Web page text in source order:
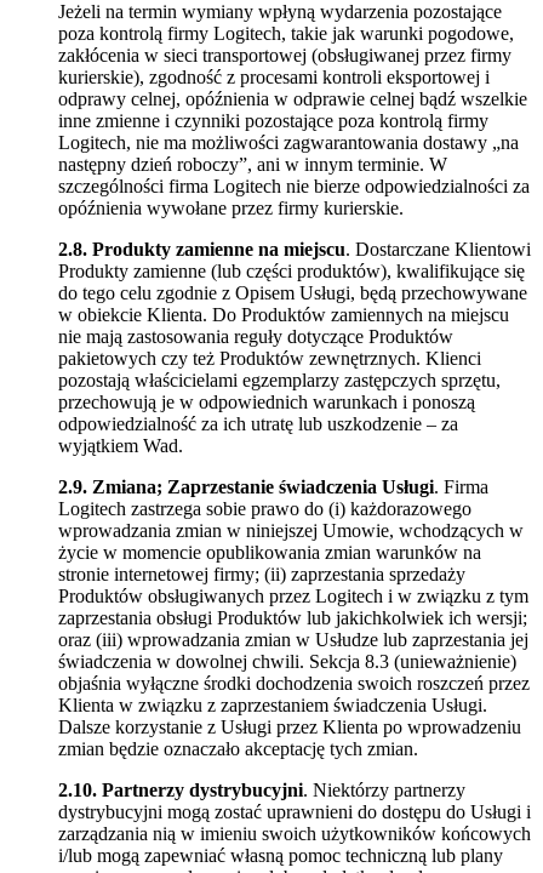
Jeżeli na termin wymiany wpłyną wydarzenia pozostające
poza kontrolą firmy Logitech, takie jak warunki pogodowe,
zakłócenia w sieci transportowej (obsługiwanej przez firmy
kurierskie), zgodność z procesami kontroli eksportowej i
odprawy celnej, opóźnienia w odprawie celnej bądź wszelkie
inne zmienne i czynniki pozostające poza kontrolą firmy
Logitech, nie ma możliwości zagwarantowania dostawy „na
następny dzień roboczy”, ani w innym terminie. W
szczególności firma Logitech nie bierze odpowiedzialności za
opóźnienia wywołane przez firmy kurierskie.
2.8. Produkty zamienne na miejscu. Dostarczane Klientowi
Produkty zamienne (lub części produktów), kwalifikujące się
do tego celu zgodnie z Opisem Usługi, będą przechowywane
w obiekcie Klienta. Do Produktów zamiennych na miejscu
nie mają zastosowania reguły dotyczące Produktów
pakietowych czy też Produktów zewnętrznych. Klienci
pozostają właścicielami egzemplarzy zastępczych sprzętu,
przechowują je w odpowiednich warunkach i ponoszą
odpowiedzialność za ich utratę lub uszkodzenie – za
wyjątkiem Wad.
2.9. Zmiana; Zaprzestanie świadczenia Usługi. Firma
Logitech zastrzega sobie prawo do (i) każdorazowego
wprowadzania zmian w niniejszej Umowie, wchodzących w
życie w momencie opublikowania zmian warunków na
stronie internetowej firmy; (ii) zaprzestania sprzedaży
Produktów obsługiwanych przez Logitech i w związku z tym
zaprzestania obsługi Produktów lub jakichkolwiek ich wersji;
oraz (iii) wprowadzania zmian w Usłudze lub zaprzestania jej
świadczenia w dowolnej chwili. Sekcja 8.3 (unieważnienie)
objaśnia wyłączne środki dochodzenia swoich roszczeń przez
Klienta w związku z zaprzestaniem świadczenia Usługi.
Dalsze korzystanie z Usługi przez Klienta po wprowadzeniu
zmian będzie oznaczało akceptację tych zmian.
2.10. Partnerzy dystrybucyjni. Niektórzy partnerzy
dystrybucyjni mogą zostać uprawnieni do dostępu do Usługi i
zarządzania nią w imieniu swoich użytkowników końcowych
i/lub mogą zapewniać własną pomoc techniczną lub plany